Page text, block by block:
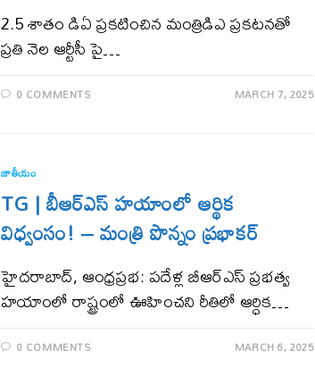
2.5 శాతం డిఏ ప్రకటించిన మంత్రిడిఎ ప్రకటనతో
ప్రతి నెల ఆర్టీసీ పై…
0 COMMENTS MARCH 7, 2025
జాతీయం
TG | బీఆర్ఎస్ హయాంలో ఆర్థిక
విధ్వంసం! – మంత్రి పొన్నం ప్ర‌భాక‌ర్‌
హైద‌రాబాద్‌, ఆంధ్ర‌ప్ర‌భ‌: పదేళ్ల బీఆర్ఎస్ ప్రభత్వ
హయాంలో రాష్ట్రంలో ఊహించని రీతిలో ఆర్ధిక…
0 COMMENTS MARCH 6, 2025